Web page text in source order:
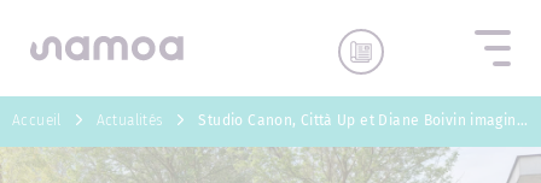
Accueil Actualités Studio Canon, Città Up et Diane Boivin imaginent l’identité graphique du futur parcours bien-être de l’île de Nantes